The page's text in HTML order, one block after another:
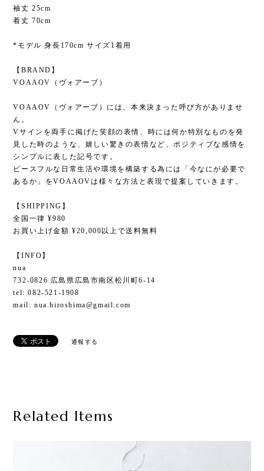
袖丈 25cm
着丈 70cm
*モデル 身長170cm サイズ1着用
【BRAND】
VOAAOV（ヴォアーブ）
VOAAOV（ヴォアーブ）には、本来決まった呼び方がありませ
ん。
Vサインを両手に掲げた笑顔の表情、時には何か特別なものを発
見した時のような、嬉しい驚きの表情など、ポジティブな感情を
シンプルに表した記号です。
ピースフルな日常生活や環境を構築する為には「今なにが必要で
あるか」をVOAAOVは様々な方法と表現で提案していきます。
【SHIPPING】
全国一律 ¥980
お買い上げ金額 ¥20,000以上で送料無料
【INFO】
nua
732-0826 広島県広島市南区松川町6-14
tel: 082-521-1908
mail: nua.hiroshima@gmail.com
通報する
Related Items